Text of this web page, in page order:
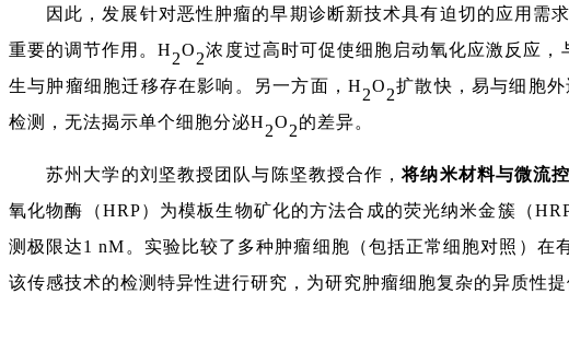
因此，发展针对恶性肿瘤的早期诊断新技术具有迫切的应用需
重要的调节作用。H2O2浓度过高时可促使细胞启动氧化应激反应，
生与肿瘤细胞迁移存在影响。另一方面，H2O2扩散快，易与细胞
检测，无法揭示单个细胞分泌H2O2的差异。
苏州大学 的刘坚教授团队与 陈坚教授合作，将纳米材料与微流
氧化物酶（HRP）为模板生物矿化的方法合 成的荧光纳米金簇（
测极限达1 nM。实验比较了多种肿瘤细胞（包括正常细胞对照）在
该传感技术的检测特异性进行研究，为研究肿瘤细胞复杂的异质性提